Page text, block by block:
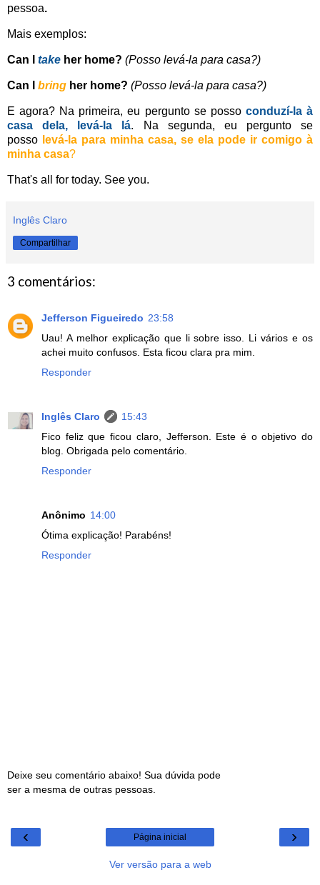
pessoa.
Mais exemplos:
Can I take her home? (Posso levá-la para casa?)
Can I bring her home? (Posso levá-la para casa?)
E agora? Na primeira, eu pergunto se posso conduzí-la à
casa dela, levá-la lá. Na segunda, eu pergunto se
posso levá-la para minha casa, se ela pode ir comigo à
minha casa?
That's all for today. See you.
Inglês Claro
Compartilhar
3 comentários:
Jefferson Figueiredo 23:58
Uau! A melhor explicação que li sobre isso. Li vários e os
achei muito confusos. Esta ficou clara pra mim.
Responder
Inglês Claro
15:43
Fico feliz que ficou claro, Jefferson. Este é o objetivo do
blog. Obrigada pelo comentário.
Responder
Anônimo 14:00
Ótima explicação! Parabéns!
Responder
Deixe seu comentário abaixo! Sua dúvida pode
ser a mesma de outras pessoas.
‹ ›
Página inicial
Ver versão para a web